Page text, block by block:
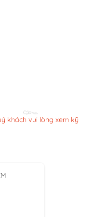
khách vui lòng xem kỹ